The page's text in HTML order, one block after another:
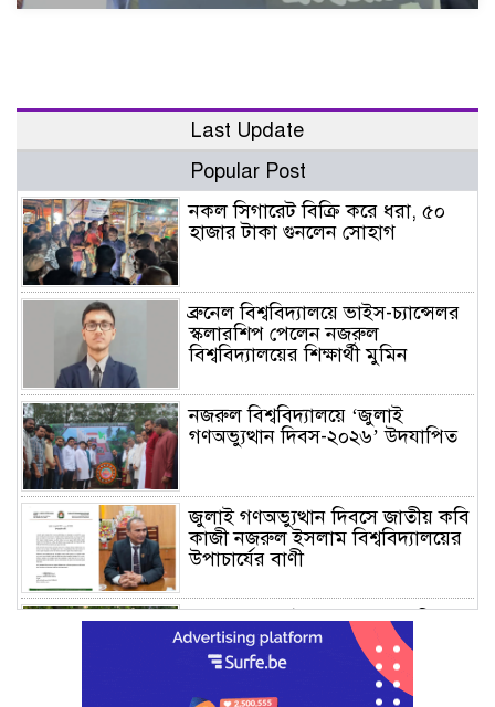
Last Update
Popular Post
নকল সিগারেট বিক্রি করে ধরা, ৫০
হাজার টাকা গুনলেন সোহাগ
ব্রুনেল বিশ্ববিদ্যালয়ে ভাইস-চ্যান্সেলর
স্কলারশিপ পেলেন নজরুল
বিশ্ববিদ্যালয়ের শিক্ষার্থী মুমিন
নজরুল বিশ্ববিদ্যালয়ে ‘জুলাই
গণঅভ্যুত্থান দিবস-২০২৬’ উদযাপিত
জুলাই গণঅভ্যুত্থান দিবসে জাতীয় কবি
কাজী নজরুল ইসলাম বিশ্ববিদ্যালয়ের
উপাচার্যের বাণী
গণভবনে জুলাই গণঅভ্যুত্থান স্মৃতি
জাদুঘরের যাত্রা শুরু